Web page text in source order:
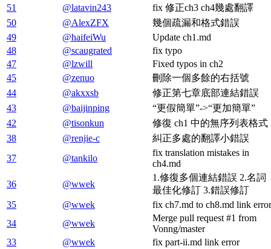
51
@latavin243
fix 修正ch3 ch4幾處翻譯
50
@AlexZFX
幾個疏漏和格式錯誤
49
@haifeiWu
Update ch1.md
48
@scaugrated
fix typo
47
@lzwill
Fixed typos in ch2
45
@zenuo
刪除一個多餘的右括號
44
@akxxsb
修正第七章底部連結錯誤
43
@baijinping
“更假簡單”->“更加簡單”
42
@tisonkun
修復 ch1 中的無序列表格式
38
@renjie-c
糾正多處的翻譯小錯誤
37
@tankilo
fix translation mistakes in
ch4.md
36
@wwek
1.修復多個連結錯誤 2.名詞
最佳化修訂 3.錯誤修訂
35
@wwek
fix ch7.md to ch8.md link error
34
@wwek
Merge pull request #1 from
Vonng/master
33
@wwek
fix part-ii.md link error